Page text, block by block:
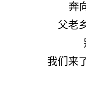
奔
父老
我们来